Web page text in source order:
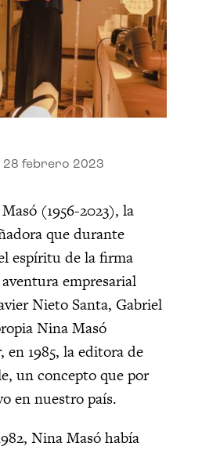
28 febrero 2023
(1956-2023), la
que durante
espíritu de la firma
empresarial
Nieto Santa, Gabriel
Nina Masó
1985, la editora de
un concepto que por
en nuestro país.
Nina Masó había